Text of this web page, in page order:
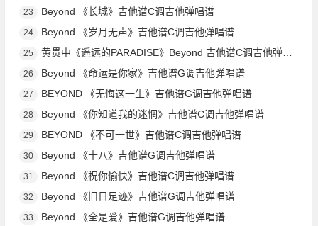
23 Beyond 《长城》吉他谱C调吉他弹唱谱
24 Beyond 《岁月无声》吉他谱C调吉他弹唱谱
25 黄贯中《遥远的PARADISE》Beyond 吉他谱C调吉他弹唱谱
26 Beyond 《命运是你家》吉他谱G调吉他弹唱谱
27 BEYOND 《无悔这一生》吉他谱G调吉他弹唱谱
28 Beyond 《你知道我的迷惘》吉他谱C调吉他弹唱谱
29 BEYOND 《不可一世》吉他谱C调吉他弹唱谱
30 Beyond 《十八》吉他谱G调吉他弹唱谱
31 Beyond 《祝你愉快》吉他谱C调吉他弹唱谱
32 Beyond 《旧日足迹》吉他谱G调吉他弹唱谱
33 Beyond 《全是爱》吉他谱G调吉他弹唱谱